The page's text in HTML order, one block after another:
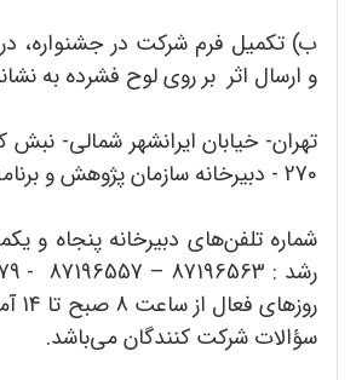
ب) تکمیل فرم شرکت در جشنواره،
و ارسال اثر بر روی لوح فشرده به
تهران- خیابان ایرانشهر شمالی-
270 - دبیرخانه سازمان پژوهش و برنامه ریزی آموزشی
شماره تلفن‌های دبیرخانه پنجاه و
سؤالات شرکت کنندگان می‌باشد.